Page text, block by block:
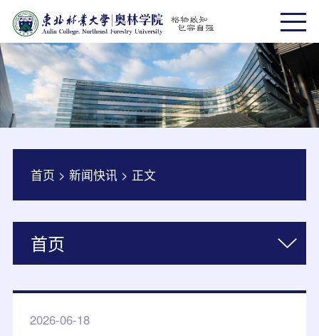
首页 >新闻快讯 > 正文
首页
2026-06-18